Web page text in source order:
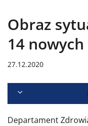
Obraz
14
27.12.2020
Departament